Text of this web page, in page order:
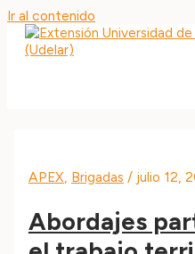
Ir al contenido
APEX Brigadas / julio 12,
Abordajes